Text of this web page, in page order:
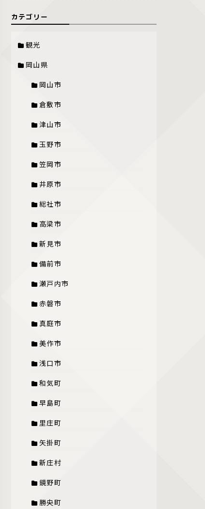
カテゴリー
観光
岡山県
岡山市
倉敷市
津山市
玉野市
笠岡市
井原市
総社市
高梁市
新見市
備前市
瀬戸内市
赤磐市
真庭市
美作市
浅口市
和気町
早島町
里庄町
矢掛町
新庄村
鏡野町
勝央町